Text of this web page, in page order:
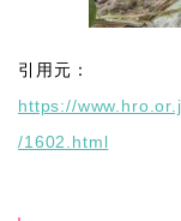
引用元：
https://
/1602.html